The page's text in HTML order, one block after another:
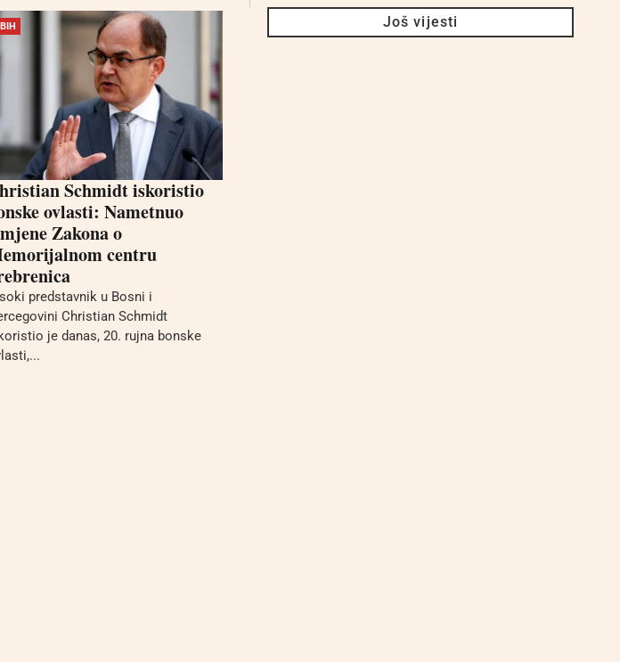
BIH
Schmidt iskoristio
ovlasti: Nametnuo
Zakona o
centru
predstavnik u Bosni i
Christian Schmidt
je danas, 20. rujna bonske
Još vijesti